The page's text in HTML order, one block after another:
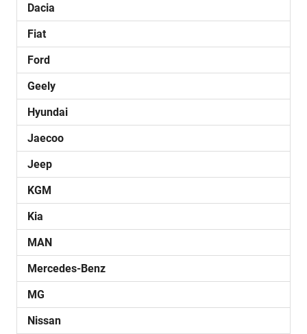
Dacia
Fiat
Ford
Geely
Hyundai
Jaecoo
Jeep
KGM
Kia
MAN
Mercedes-Benz
MG
Nissan